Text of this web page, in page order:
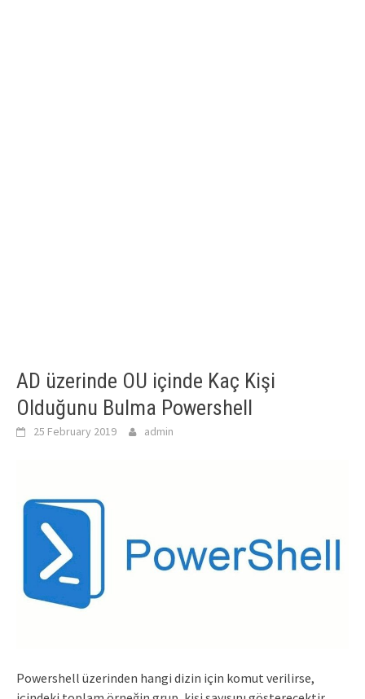
AD üzerinde OU içinde Kaç Kişi
Olduğunu Bulma Powershell
25 February 2019 admin
Powershell üzerinden hangi dizin için komut verilirse,